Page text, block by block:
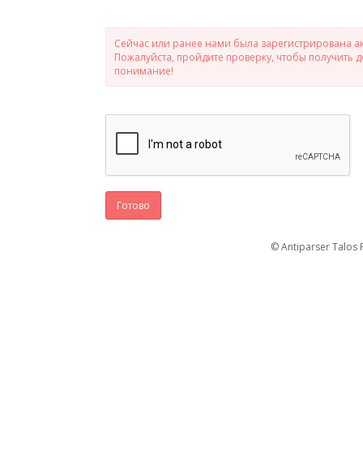
Сейчас или ранее нами была зарегистрирована
Пожалуйста, пройдите проверку, чтобы
понимание!
Готово
© Antiparser Talos